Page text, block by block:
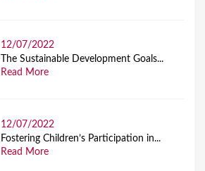
12/07/2022
The Sustainable Development Goals...
Read More
12/07/2022
Fostering Children’s Participation in...
Read More